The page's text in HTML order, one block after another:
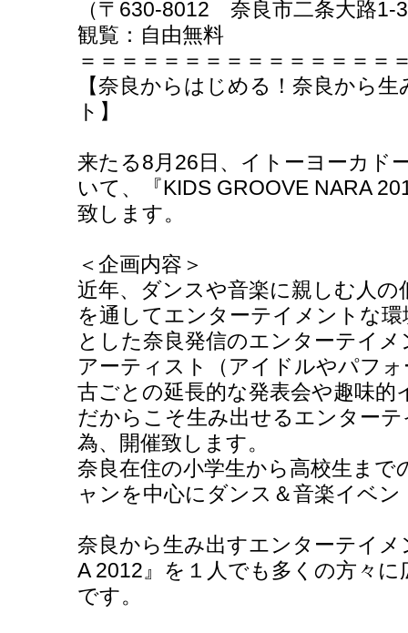
（〒630-8012 奈良市二条大路1-
観覧：自由無料
＝＝＝＝＝＝＝＝＝＝＝＝＝＝＝
【奈良からはじめる！奈良から
ト】
来たる8月26日、イトーヨーカド
いて、『KIDS GROOVE NARA
致します。
＜企画内容＞
近年、ダンスや音楽に親しむ人
を通してエンターテイメントな
とした奈良発信のエンターテイ
アーティスト（アイドルやパフ
古ごとの延長的な発表会や趣味
だからこそ生み出せるエンター
為、開催致します。
奈良在住の小学生から高校生ま
ャンを中心にダンス＆音楽イベ
奈良から生み出すエンターテイメ
A 2012』を１人でも多くの方々
です。